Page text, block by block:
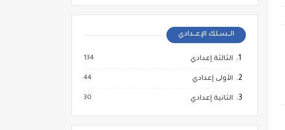
الــسـلك الإعــدادي
الثالثة إعدادي 134
الأولى إعدادي 44
الثانية إعدادي 30